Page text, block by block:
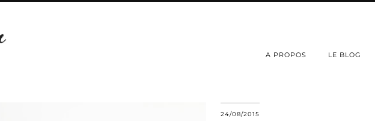
A PROPOS LE BLOG
24/08/2015